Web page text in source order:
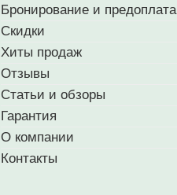
Бронирование и предоплата
Скидки
Хиты продаж
Отзывы
Статьи и обзоры
Гарантия
О компании
Контакты